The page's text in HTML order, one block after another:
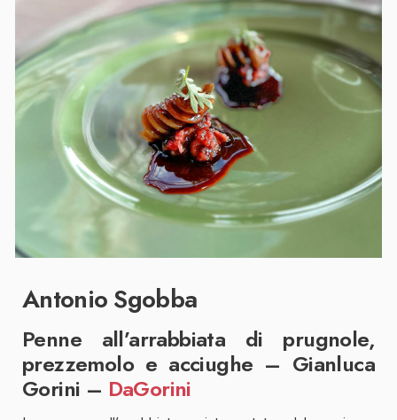
Antonio Sgobba
Penne all’arrabbiata di prugnole,
prezzemolo e acciughe – Gianluca
Gorini – DaGorini